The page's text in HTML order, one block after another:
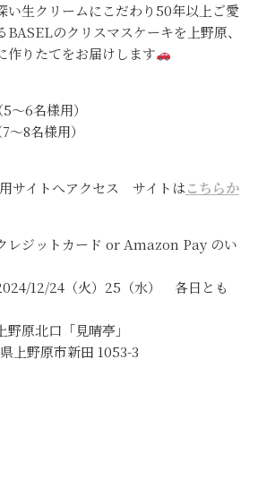
い生クリームにこだわり50年以上ご愛
BASELのクリスマスケーキを上野原、
作りたてをお届けします
〜6名様用）
〜8名様用）
サイトへアクセス サイトはこちらか
レジットカード or Amazon Pay のい
12/24（火）25（水） 各日とも
原北口「見晴亭」
上野原市新田 1053-3